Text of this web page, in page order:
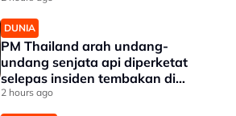
DUNIA
PM Thailand arah undang-
undang senjata api diperketat
selepas insiden tembakan di
sekolah
2 hours ago